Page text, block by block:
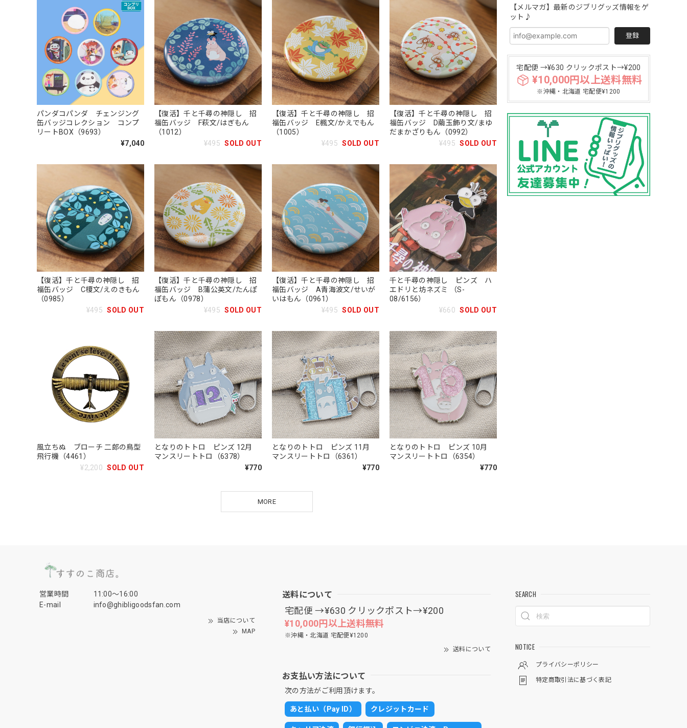
【メルマガ】最新のジブリグッズ情報をゲ
ット♪
登録
宅配便 →¥630 クリックポスト→¥200
¥10,000円以上送料無料
※沖縄・北海道 宅配便¥1200
パンダコパンダ チェンジング
缶バッジコレクション コンプ
リートBOX（9693）
¥7,040
【復活】千と千尋の神隠し 招
福缶バッジ F萩文/はぎもん
（1012）
¥495 SOLD OUT
【復活】千と千尋の神隠し 招
福缶バッジ E楓文/かえでもん
（1005）
¥495 SOLD OUT
【復活】千と千尋の神隠し 招
福缶バッジ D繭玉飾り文/まゆ
だまかざりもん（0992）
¥495 SOLD OUT
【復活】千と千尋の神隠し 招
福缶バッジ C榎文/えのきもん
（0985）
¥495 SOLD OUT
【復活】千と千尋の神隠し 招
福缶バッジ B蒲公英文/たんぽ
ぽもん（0978）
¥495 SOLD OUT
【復活】千と千尋の神隠し 招
福缶バッジ A青海波文/せいが
いはもん（0961）
¥495 SOLD OUT
千と千尋の神隠し ピンズ ハ
エドリと坊ネズミ （S-
08/6156）
¥660 SOLD OUT
風立ちぬ ブローチ 二郎の鳥型
飛行機（4461）
¥2,200 SOLD OUT
となりのトトロ ピンズ 12月
マンスリートトロ（6378）
¥770
となりのトトロ ピンズ 11月
マンスリートトロ（6361）
¥770
となりのトトロ ピンズ 10月
マンスリートトロ（6354）
¥770
MORE
営業時間
11:00〜16:00
E-mail
info@ghibligoodsfan.com
当店について
MAP
送料について
宅配便 →¥630 クリックポスト→¥200
¥10,000円以上送料無料
※沖縄・北海道 宅配便¥1200
送料について
お支払い方法について
次の方法がご利用頂けます。
あと払い（Pay ID） クレジットカード
SEARCH
NOTICE
プライバシーポリシー
特定商取引法に基づく表記